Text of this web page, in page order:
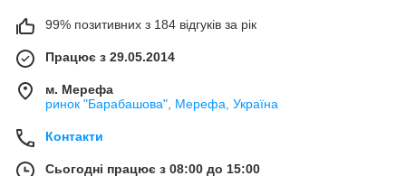
99% позитивних з 184 відгуків за рік
Працює з 29.05.2014
м. Мерефа
ринок "Барабашова", Мерефа, Україна
Контакти
Сьогодні працює з 08:00 до 15:00